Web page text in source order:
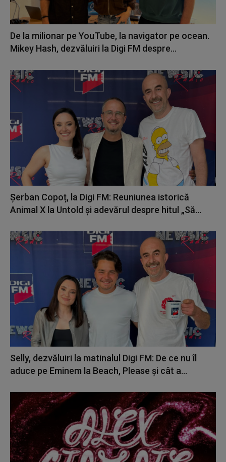
De la milionar pe YouTube, la navigator pe ocean.
Mikey Hash, dezvăluiri la Digi FM despre...
Șerban Copoț, la Digi FM: Reuniunea istorică
Animal X la Untold și adevărul despre hitul „Să...
Selly, dezvăluiri la matinalul Digi FM: De ce nu îl
aduce pe Eminem la Beach, Please și cât a...